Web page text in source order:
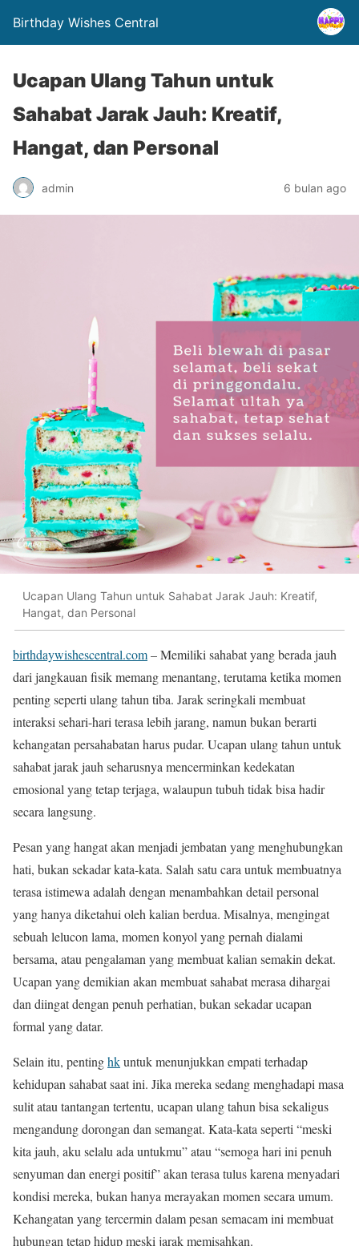
Birthday Wishes Central
Ucapan Ulang Tahun untuk
Sahabat Jarak Jauh: Kreatif,
Hangat, dan Personal
admin 6 bulan ago
Ucapan Ulang Tahun untuk Sahabat Jarak Jauh: Kreatif,
Hangat, dan Personal
birthdaywishescentral.com– Memiliki sahabat yang berada jauh
dari jangkauan fisik memang menantang, terutama ketika momen
penting seperti ulang tahun tiba. Jarak seringkali membuat
interaksi sehari-hari terasa lebih jarang, namun bukan berarti
kehangatan persahabatan harus pudar. Ucapan ulang tahun untuk
sahabat jarak jauh seharusnya mencerminkan kedekatan
emosional yang tetap terjaga, walaupun tubuh tidak bisa hadir
secara langsung.
Pesan yang hangat akan menjadi jembatan yang menghubungkan
hati, bukan sekadar kata-kata. Salah satu cara untuk membuatnya
terasa istimewa adalah dengan menambahkan detail personal
yang hanya diketahui oleh kalian berdua. Misalnya, mengingat
sebuah lelucon lama, momen konyol yang pernah dialami
bersama, atau pengalaman yang membuat kalian semakin dekat.
Ucapan yang demikian akan membuat sahabat merasa dihargai
dan diingat dengan penuh perhatian, bukan sekadar ucapan
formal yang datar.
Selain itu, pentinghkuntuk menunjukkan empati terhadap
kehidupan sahabat saat ini. Jika mereka sedang menghadapi masa
sulit atau tantangan tertentu, ucapan ulang tahun bisa sekaligus
mengandung dorongan dan semangat. Kata-kata seperti “meski
kita jauh, aku selalu ada untukmu” atau “semoga hari ini penuh
senyuman dan energi positif” akan terasa tulus karena menyadari
kondisi mereka, bukan hanya merayakan momen secara umum.
Kehangatan yang tercermin dalam pesan semacam ini membuat
hubungan tetap hidup meski jarak memisahkan.